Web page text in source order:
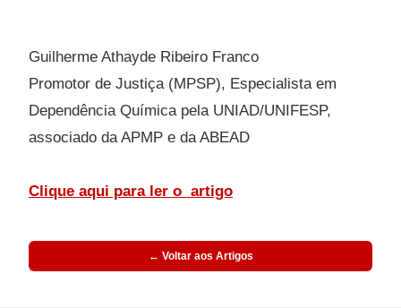
Guilherme Athayde Ribeiro Franco
Promotor de Justiça (MPSP), Especialista em
Dependência Química pela UNIAD/UNIFESP,
associado da APMP e da ABEAD
Clique aqui para ler o artigo
← Voltar aos Artigos